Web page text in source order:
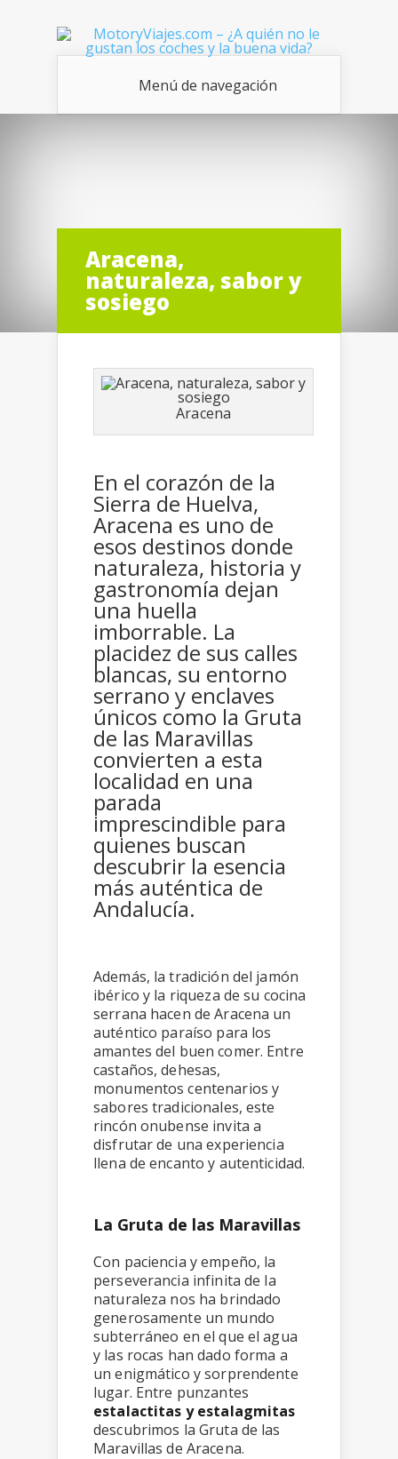
Menú de navegación
Aracena,
naturaleza, sabor y
sosiego
Aracena
En el corazón de la
Sierra de Huelva,
Aracena es uno de
esos destinos donde
naturaleza, historia y
gastronomía dejan
una huella
imborrable. La
placidez de sus calles
blancas, su entorno
serrano y enclaves
únicos como la Gruta
de las Maravillas
convierten a esta
localidad en una
parada
imprescindible para
quienes buscan
descubrir la esencia
más auténtica de
Andalucía.
Además, la tradición del jamón
ibérico y la riqueza de su cocina
serrana hacen de Aracena un
auténtico paraíso para los
amantes del buen comer. Entre
castaños, dehesas,
monumentos centenarios y
sabores tradicionales, este
rincón onubense invita a
disfrutar de una experiencia
llena de encanto y autenticidad.
La Gruta de las Maravillas
Con paciencia y empeño, la
perseverancia infinita de la
naturaleza nos ha brindado
generosamente un mundo
subterráneo en el que el agua
y las rocas han dado forma a
un enigmático y sorprendente
lugar. Entre punzantes
estalactitas y estalagmitas
descubrimos la Gruta de las
Maravillas de Aracena.